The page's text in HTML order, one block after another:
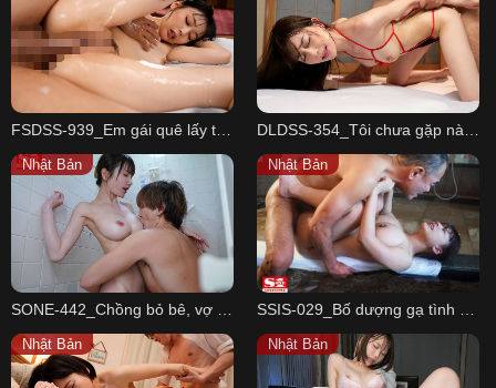
Nhật Bản
SONE-442_Chồng bỏ bê, vợ ngoại tình với chàng PT trẻ
Nhật Bản
SSIS-029_Bố dượng gạ tình con gái riêng của vợ
Nhật Bản Nhật Bản